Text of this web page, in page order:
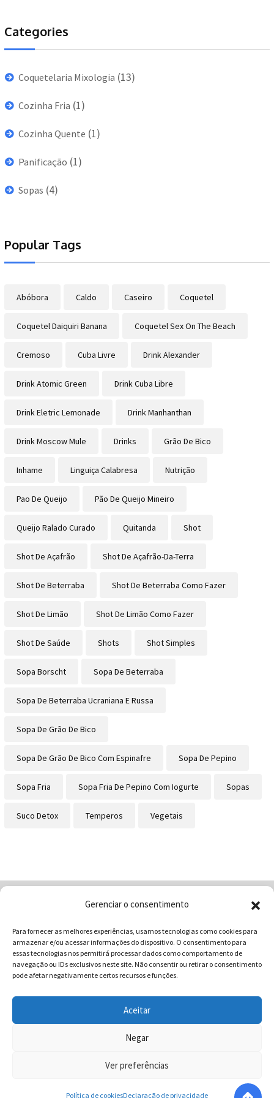
Gerenciar o consentimento
Para fornecer as melhores experiências, usamos tecnologias como cookies para
armazenar e/ou acessar informações do dispositivo. O consentimento para
essas tecnologias nos permitirá processar dados como comportamento de
navegação ou IDs exclusivos neste site. Não consentir ou retirar o consentimento
pode afetar negativamente certos recursos e funções.
Aceitar
Negar
Ver preferências
Política de cookiesDeclaração de privacidade
Categories
Coquetelaria Mixologia (13)
Cozinha Fria (1)
Cozinha Quente (1)
Panificação (1)
Sopas (4)
Popular Tags
Abóbora Caldo Caseiro Coquetel
Coquetel Daiquiri Banana Coquetel Sex On The Beach
Cremoso Cuba Livre Drink Alexander
Drink Atomic Green Drink Cuba Libre
Drink Eletric Lemonade Drink Manhanthan
Drink Moscow Mule Drinks Grão De Bico
Inhame Linguiça Calabresa Nutrição
Pao De Queijo Pão De Queijo Mineiro
Queijo Ralado Curado Quitanda Shot
Shot De Açafrão Shot De Açafrão-Da-Terra
Shot De Beterraba Shot De Beterraba Como Fazer
Shot De Limão Shot De Limão Como Fazer
Shot De Saúde Shots Shot Simples
Sopa Borscht Sopa De Beterraba
Sopa De Beterraba Ucraniana E Russa
Sopa De Grão De Bico
Sopa De Grão De Bico Com Espinafre Sopa De Pepino
Sopa Fria Sopa Fria De Pepino Com Iogurte Sopas
Suco Detox Temperos Vegetais
Contatos
Receitas
Blog
Vocabulário da Gastronomia
COMUNICAR - Comunicação e Marketing | CNPJ:
03.013.350/0001-80 | Rua 82 Nº99 Qd. F13 Lt. 13 Sala 01 - Setor
996358681 - CEP: 74.083-010 | © 2025 COMUNICAR.COM.BR